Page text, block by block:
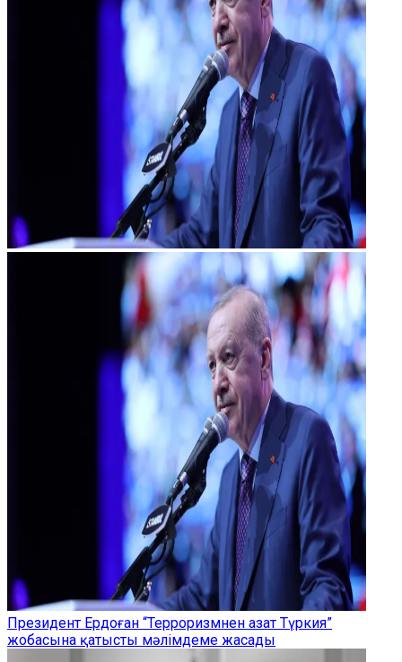
Президент Ердоған “Терроризмнен азат Түркия”
жобасына қатысты мәлімдеме жасады